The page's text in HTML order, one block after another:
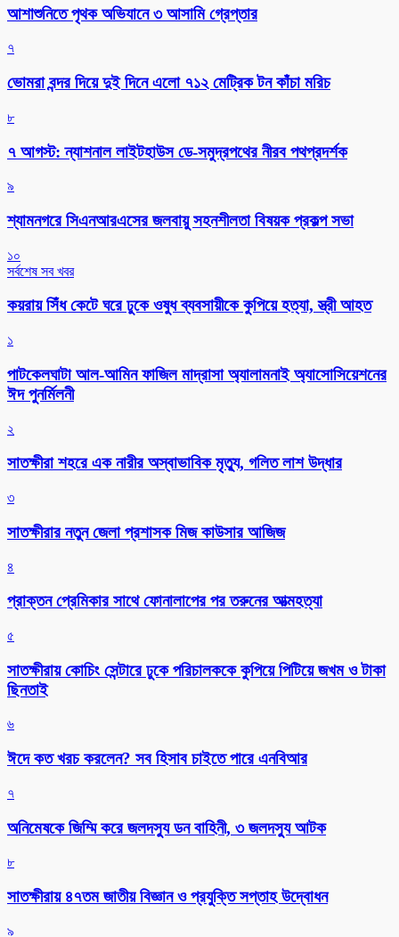
আশাশুনিতে পৃথক অভিযানে ৩ আসামি গ্রেপ্তার
৭
ভোমরা বন্দর দিয়ে দুই দিনে এলো ৭১২ মেট্রিক টন কাঁচা মরিচ
৮
৭ আগস্ট: ন্যাশনাল লাইটহাউস ডে-সমুদ্রপথের নীরব পথপ্রদর্শক
৯
শ্যামনগরে সিএনআরএসের জলবায়ু সহনশীলতা বিষয়ক প্রকল্প সভা
১০
সর্বশেষ সব খবর
কয়রায় সিঁধ কেটে ঘরে ঢুকে ওষুধ ব্যবসায়ীকে কুপিয়ে হত্যা, স্ত্রী আহত
১
পাটকেলঘাটা আল-আমিন ফাজিল মাদ্রাসা অ্যালামনাই অ্যাসোসিয়েশনের
ঈদ পুনর্মিলনী
২
সাতক্ষীরা শহরে এক নারীর অস্বাভাবিক মৃত্যু, গলিত লাশ উদ্ধার
৩
সাতক্ষীরার নতুন জেলা প্রশাসক মিজ কাউসার আজিজ
৪
প্রাক্তন প্রেমিকার সাথে ফোনালাপের পর তরুনের আত্মহত্যা
৫
সাতক্ষীরায় কোচিং সেন্টারে ঢুকে পরিচালককে কুপিয়ে পিটিয়ে জখম ও টাকা
ছিনতাই
৬
ঈদে কত খরচ করলেন? সব হিসাব চাইতে পারে এনবিআর
৭
অনিমেষকে জিম্মি করে জলদস্যু ডন বাহিনী, ৩ জলদস্যু আটক
৮
সাতক্ষীরায় ৪৭তম জাতীয় বিজ্ঞান ও প্রযুক্তি সপ্তাহ উদ্বোধন
৯